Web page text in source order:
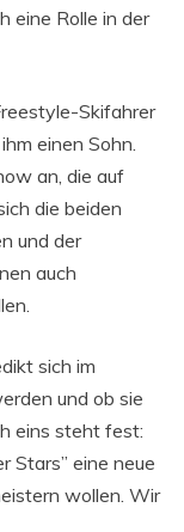
eine Rolle in der
Skifahrer
einen Sohn.
an, die auf
die beiden
und der
auch
sich im
und ob sie
eins steht fest:
Stars” eine neue
wollen. Wir